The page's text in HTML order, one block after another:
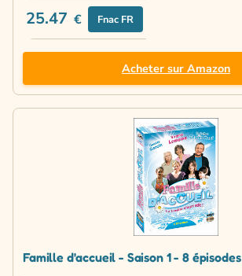
25.47 € Fnac FR
Acheter sur Amazon
Famille d'accueil - Saison 1 - 8 épisodes